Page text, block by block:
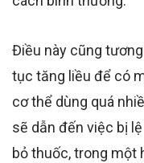
Điều này cũng
tục tăng liều để có
cơ thể dùng quá
sẽ dẫn đến việc bị
bỏthuốc, trong một